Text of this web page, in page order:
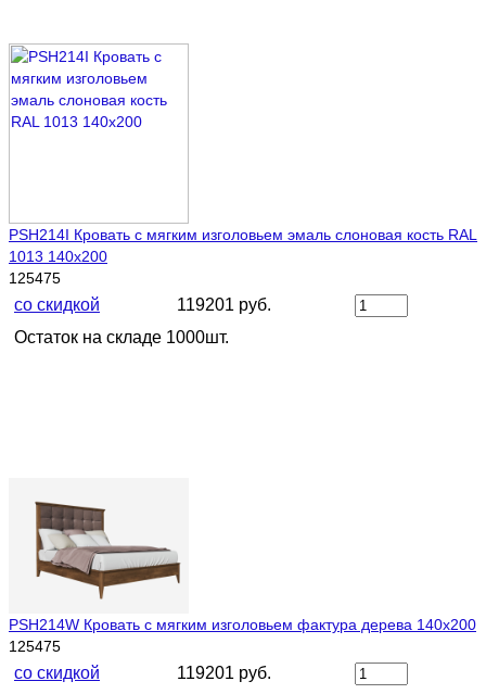
PSH214I Кровать с мягким изголовьем эмаль слоновая кость RAL
1013 140х200
125475
со скидкой
119201 руб.
Остаток на складе 1000шт.
PSH214W Кровать с мягким изголовьем фактура дерева 140х200
125475
со скидкой
119201 руб.